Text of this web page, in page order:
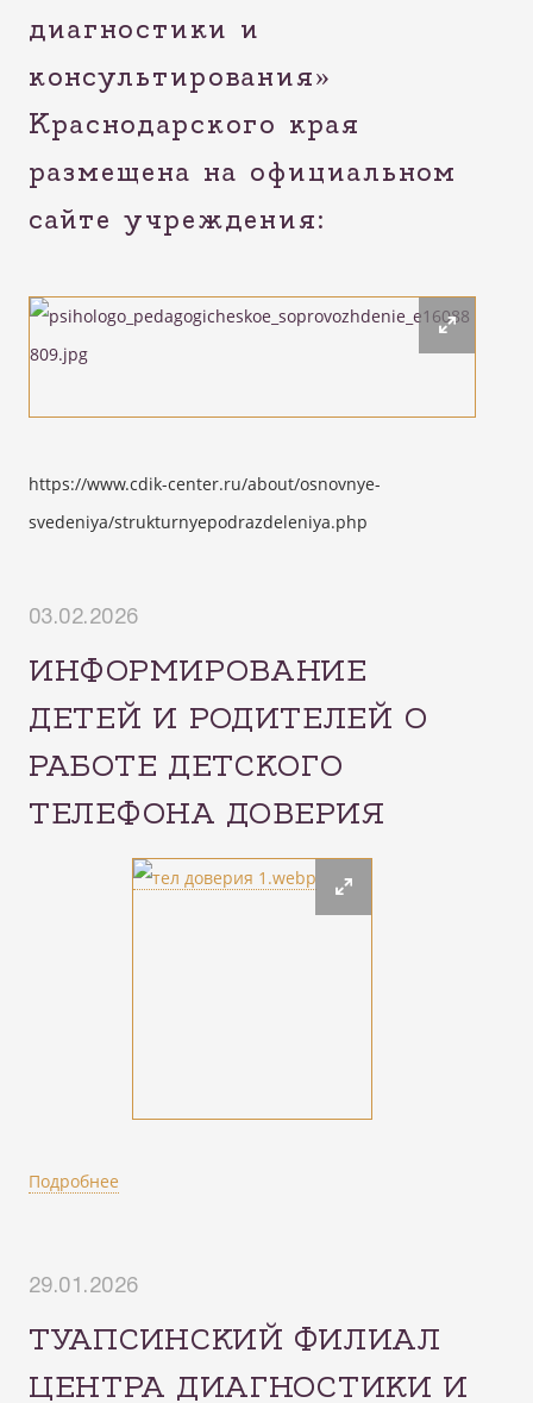
диагностики и
консультирования»
Краснодарского края
размещена на официальном
сайте учреждения:
https://www.cdik-center.ru/about/osnovnye-
svedeniya/strukturnyepodrazdeleniya.php
03.02.2026
ИНФОРМИРОВАНИЕ
ДЕТЕЙ И РОДИТЕЛЕЙ О
РАБОТЕ ДЕТСКОГО
ТЕЛЕФОНА ДОВЕРИЯ
Подробнее
29.01.2026
ТУАПСИНСКИЙ ФИЛИАЛ
ЦЕНТРА ДИАГНОСТИКИ И